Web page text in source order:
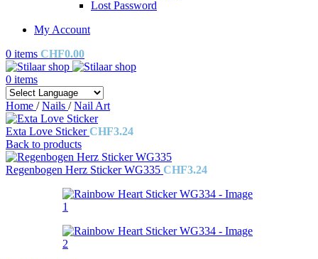
Lost Password
My Account
0 items CHF0.00
0 items
Home / Nails / Nail Art
Exta Love StickerCHF3.24
Back to products
Regenbogen Herz Sticker WG335 CHF3.24